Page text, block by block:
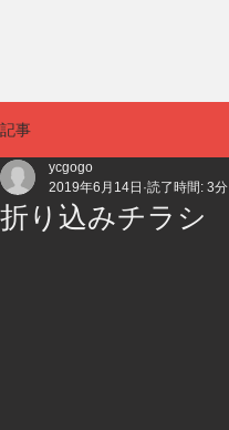
記事
折り込みチラシ
ycgogo
2019年6月14日 読了時間: 3分